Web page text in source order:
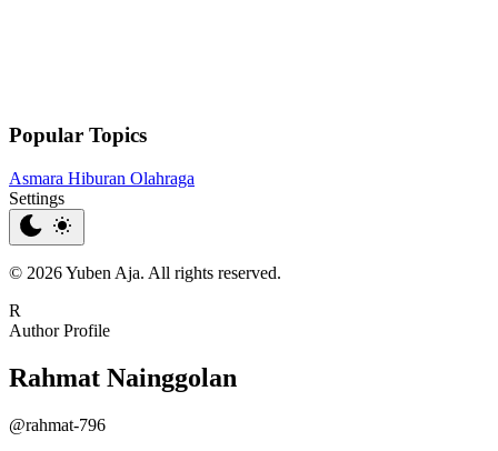
Popular Topics
Asmara Hiburan Olahraga
Settings
© 2026 Yuben Aja. All rights reserved.
R
Author Profile
Rahmat Nainggolan
@rahmat-796